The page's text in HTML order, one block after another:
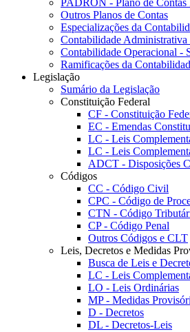
PADRON - Plano de Contas
Outros Planos de Contas
Especializações da
Contabilidade Administrativa
Contabilidade Operacional -
Ramificações da
Legislação
Sumário da Legislação
Constituição Federal
CF - Constituição
EC - Emendas
LC - Leis
LC - Leis
ADCT - Disposições
Códigos
CC - Código Civil
CPC - Código de
CTN - Código
CP - Código Penal
Outros Códigos e CLT
Leis, Decretos e Medidas
Busca de Leis e
LC - Leis
LO - Leis Ordinárias
MP - Medidas
D - Decretos
DL - Decretos-Leis